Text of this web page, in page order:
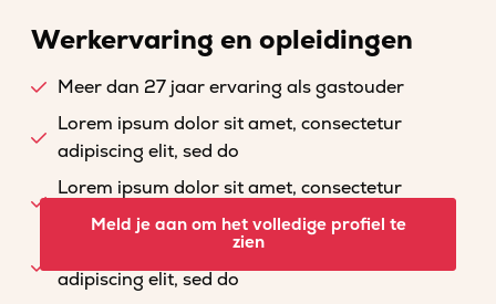
Werkervaring en opleidingen
Meer dan 27 jaar ervaring als gastouder
Lorem ipsum dolor sit amet, consectetur
adipiscing elit, sed do
Lorem ipsum dolor sit amet, consectetur
adipiscing elit, sed do
Lorem ipsum dolor sit amet, consectetur
adipiscing elit, sed do
Meld je aan om het volledige profiel te
zien